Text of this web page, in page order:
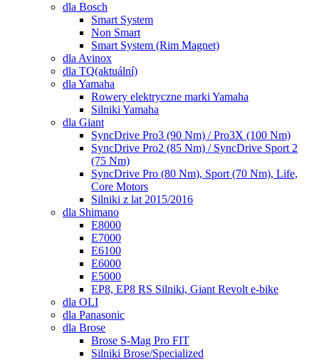
dla Bosch
Smart System
Non Smart
Smart System (Rim Magnet)
dla Avinox
dla TQ(aktuální)
dla Yamaha
Rowery elektryczne marki Yamaha
Silniki Yamaha
dla Giant
SyncDrive Pro3 (90 Nm) / Pro3X (100 Nm)
SyncDrive Pro2 (85 Nm) / SyncDrive Sport 2
(75 Nm)
SyncDrive Pro (80 Nm), Sport (70 Nm), Life,
Core Motors
Silniki z lat 2015/2016
dla Shimano
E8000
E7000
E6100
E6000
E5000
EP8, EP8 RS Silniki, Giant Revolt e-bike
dla OLI
dla Panasonic
dla Brose
Brose S-Mag Pro FIT
Silniki Brose/Specialized